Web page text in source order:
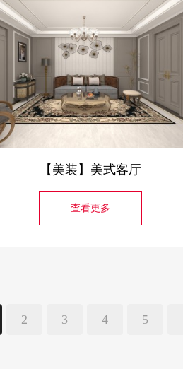
【美装】美式客厅
查看更多
2 3 4 5